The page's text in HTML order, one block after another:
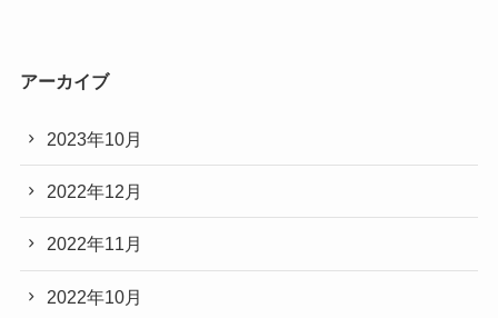
アーカイブ
2023年10月
2022年12月
2022年11月
2022年10月